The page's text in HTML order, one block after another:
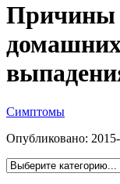
Причины
Симптомы
Опубликовано: